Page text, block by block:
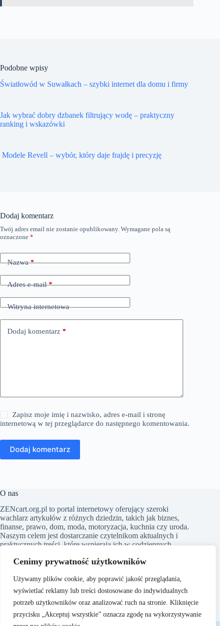
Cenimy prywatność użytkowników
Używamy plików cookie, aby poprawić jakość przeglądania,
wyświetlać reklamy lub treści dostosowane do indywidualnych
potrzeb użytkowników oraz analizować ruch na stronie. Kliknięcie
przycisku „Akceptuj wszystkie” oznacza zgodę na wykorzystywanie
Podobne wpisy
Światłowód w Suwałkach – szybki internet dla domu i firmy
Jak wybrać dobry dzbanek filtrujący wodę – praktyczny
ranking i wskazówki
Modele Revell – wybór, który daje frajdę i precyzję
Dodaj komentarz
Twój adres email nie zostanie opublikowany. Wymagane pola są
oznaczone *
Nazwa*
Adres e-mail*
Witryna internetowa
Dodaj komentarz *
Zapisz moje imię i nazwisko, adres e-mail i stronę
internetową w tej przeglądarce do następnego komentowania.
Dodaj komentarz
O nas
​ZENcart.org.pl to portal internetowy oferujący szeroki
wachlarz artykułów z różnych dziedzin, takich jak biznes,
finanse, prawo, dom, moda, motoryzacja, kuchnia czy uroda.
Naszym celem jest dostarczanie czytelnikom aktualnych i
praktycznych treści, które wspierają ich w codziennych
artykuły były zrozumiałe i dostępne dla każdego, niezależnie